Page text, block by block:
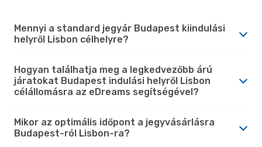
Mennyi a standard jegyár Budapest kiindulási
helyről Lisbon célhelyre?
Hogyan találhatja meg a legkedvezőbb árú
járatokat Budapest indulási helyről Lisbon
célállomásra az eDreams segítségével?
Mikor az optimális időpont a jegyvásárlásra
Budapest-ról Lisbon-ra?